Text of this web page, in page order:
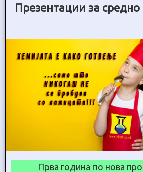
Презентации за
Прва година по нова